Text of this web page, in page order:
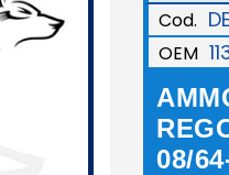
Cod.
OEM
08/